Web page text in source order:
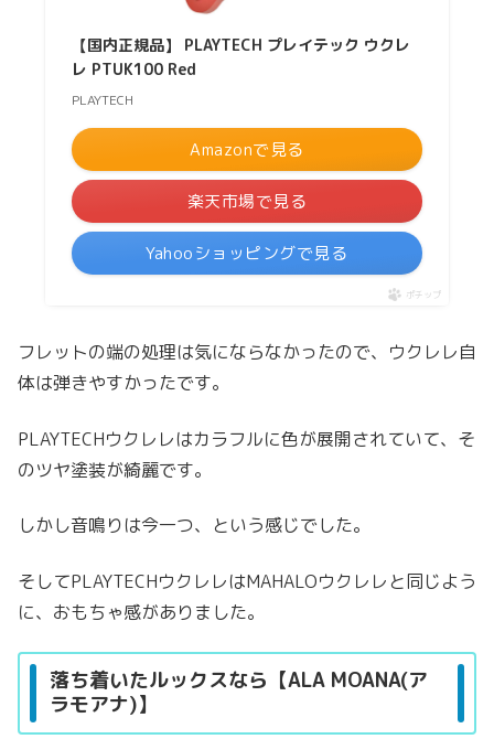
【国内正規品】 PLAYTECH プレイテック ウクレ
レ PTUK100 Red
PLAYTECH
Amazonで見る
楽天市場で見る
Yahooショッピングで見る
ポチップ
フレットの端の処理は気にならなかったので、ウクレレ自
体は弾きやすかったです。
PLAYTECHウクレレはカラフルに色が展開されていて、そ
のツヤ塗装が綺麗です。
しかし音鳴りは今一つ、という感じでした。
そしてPLAYTECHウクレレはMAHALOウクレレと同じよう
に、おもちゃ感がありました。
落ち着いたルックスなら【ALA MOANA(ア
ラモアナ)】